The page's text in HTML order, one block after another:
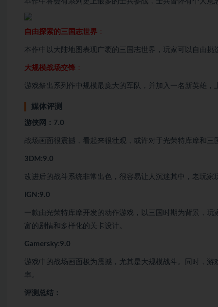
自由探索的三国志世界 ：
本作中以大陆地图表现广袤的三国志世界，玩家可以自由
大规模战场交锋 ：
游戏祭出系列作中规模最庞大的军队，并加入一名新英雄
媒体评测
游侠网：7.0
战场画面很震撼，看起来很壮观，或许对于光荣特库摩和
3DM:9.0
改进后的战斗系统非常出色，很容易让人沉迷其中，老玩
IGN:9.0
一款由光荣特库摩开发的动作游戏，以三国时期为背景，
富的剧情和多样化的关卡设计。
Gamersky:9.0
游戏中的战场画面极为震撼，尤其是大规模战斗。同时，
率。
评测总结：